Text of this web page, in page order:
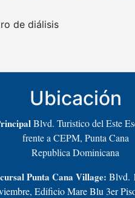
Ubicación
Blvd. Turistico del Este
frente a CEPM, Punta Cana
Republica Dominicana
Punta Cana Village: Blvd.
Edificio Mare Blu 3er